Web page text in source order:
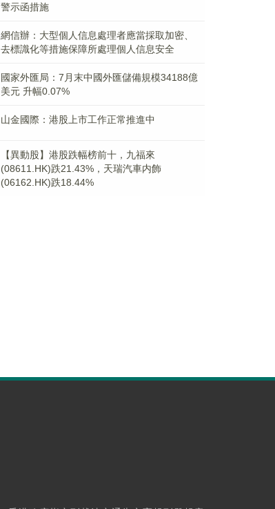
警示函措施
網信辦：大型個人信息處理者應當採取加密、
去標識化等措施保障所處理個人信息安全
國家外匯局：7月末中國外匯儲備規模34188億
美元 升幅0.07%
山金國際：港股上市工作正常推進中
【異動股】港股跌幅榜前十，九福來
(08611.HK)跌21.43%，天瑞汽車内飾
(06162.HK)跌18.44%